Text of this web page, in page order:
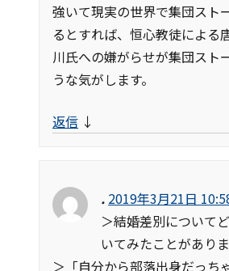
強いて現実の世界で集団スト
るとすれば、恒心教徒による
川氏への嫌がらせが集団スト
うな気がします。
返信 ↓
. 2019年3月21日
＞結婚差別について
いてみたことがあり
＞「自分から部落出身だっち